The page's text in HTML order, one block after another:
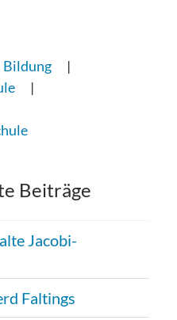
Bildung
Beiträge
Jacobi-
Faltings